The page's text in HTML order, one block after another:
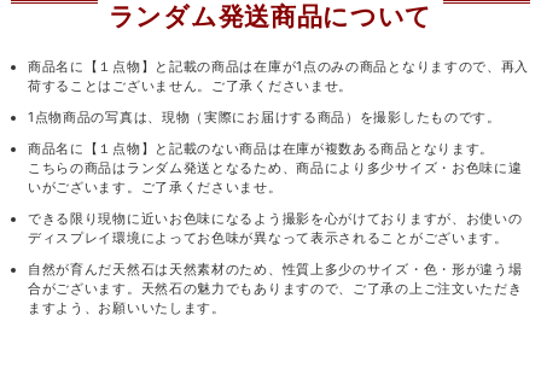
ランダム発送商品について
商品名に【１点物】と記載の商品は在庫が1点のみの商品となりますので、再入
荷することはございません。ご了承くださいませ。
1点物商品の写真は、現物（実際にお届けする商品）を撮影したものです。
商品名に【１点物】と記載のない商品は在庫が複数ある商品となります。
こちらの商品はランダム発送となるため、商品により多少サイズ・お色味に違
いがございます。ご了承くださいませ。
できる限り現物に近いお色味になるよう撮影を心がけておりますが、お使いの
ディスプレイ環境によってお色味が異なって表示されることがございます。
自然が育んだ天然石は天然素材のため、性質上多少のサイズ・色・形が違う場
合がございます。天然石の魅力でもありますので、ご了承の上ご注文いただき
ますよう、お願いいたします。